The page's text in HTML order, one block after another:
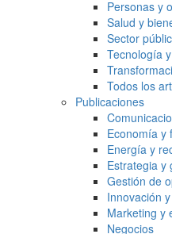
Personas y
Salud y
Sector
Tecnología
Todos los
Publicaciones
Economía y
Energía y
Estrategia y
Gestión de
Innovación
Marketing y
Negocios